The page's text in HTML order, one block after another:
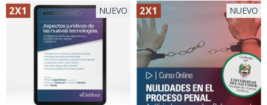
2X1 NUEVO 2X1 NUEVO